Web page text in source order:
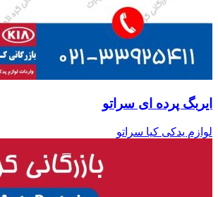
ایربگ پرده ای سراتو
لوازم یدکی کیا سراتو